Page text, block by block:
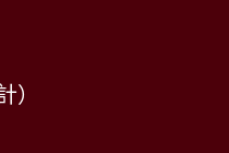
）